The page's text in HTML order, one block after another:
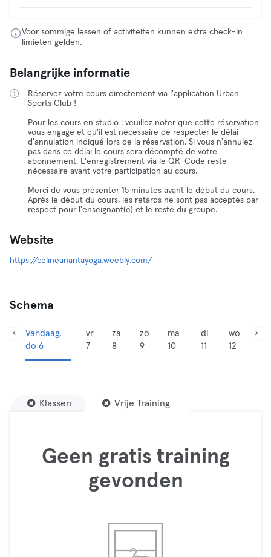
Voor sommige lessen of activiteiten kunnen extra check-in
limieten gelden.
Belangrijke informatie
Réservez votre cours directement via l'application Urban
Sports Club !
Pour les cours en studio : veuillez noter que cette réservation
vous engage et qu'il est nécessaire de respecter le délai
d'annulation indiqué lors de la réservation. Si vous n'annulez
pas dans ce délai le cours sera décompté de votre
abonnement. L'enregistrement via le QR-Code reste
nécessaire avant votre participation au cours.
Merci de vous présenter 15 minutes avant le début du cours.
Après le début du cours, les retards ne sont pas acceptés par
respect pour l'enseignant(e) et le reste du groupe.
Website
https://celineanantayoga.weebly.com/
Schema
Vandaag,
do 6
vr
7
za
8
zo
9
ma
10
di
11
wo
12
Klassen Vrije Training
Geen gratis training
gevonden